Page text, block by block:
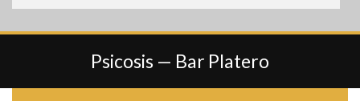
Psicosis — Bar Platero